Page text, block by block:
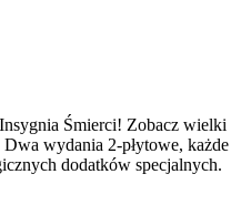
Śmierci! Zobacz wielki
wydania 2-płytowe, każde
dodatków specjalnych.